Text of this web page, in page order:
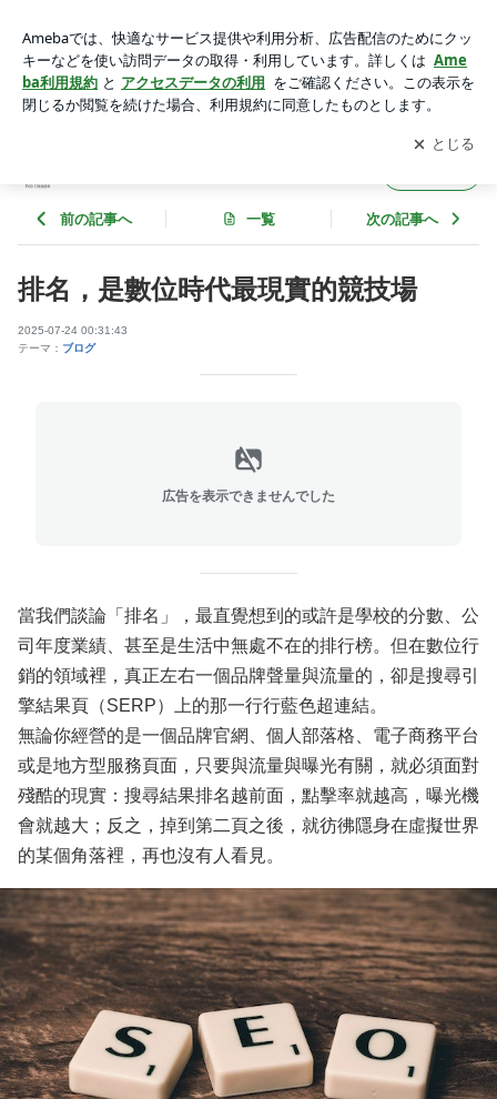
アプリをダウンロードして ブログの更新通知
を受け取りまし
ょう。
開く
前の記事へ 一覧 次の記事へ
排名，是數位時代最現實的競技場
2025-07-24 00:31:43
テーマ： ブログ
広告を表示できませんでした
當我們談論「排名」，最直覺想到的或許是學校的分數、公
司年度業績、甚至是生活中無處不在的排行榜。但在數位行
銷的領域裡，真正左右一個品牌聲量與流量的，卻是搜尋引
擎結果頁（SERP）上的那一行行藍色超連結。
無論你經營的是一個品牌官網、個人部落格、電子商務平台
或是地方型服務頁面，只要與流量與曝光有關，就必須面對
殘酷的現實：搜尋結果排名越前面，點擊率就越高，曝光機
會就越大；反之，掉到第二頁之後，就彷彿隱身在虛擬世界
的某個角落裡，再也沒有人看見。